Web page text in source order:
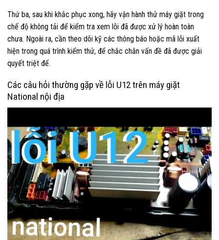
Thứ ba, sau khi khắc phục xong, hãy vận hành thử máy giặt trong
chế độ không tải để kiểm tra xem lỗi đã được xử lý hoàn toàn
chưa. Ngoài ra, cần theo dõi kỹ các thông báo hoặc mã lỗi xuất
hiện trong quá trình kiểm thử, để chắc chắn vấn đề đã được giải
quyết triệt để.
Các câu hỏi thường gặp về lỗi U12 trên máy giặt
National nội địa